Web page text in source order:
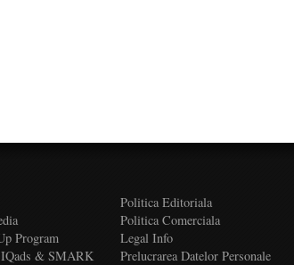
Program
& SMARK
Politica Editoriala
Politica Comerciala
Legal Info
Prelucrarea Datelor Personale